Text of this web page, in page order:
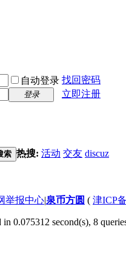
自动登录 找回密码
登录
立即注册
索 热搜: 活动 交友 discuz
举报中心|泉币方圆 ( 津ICP
in 0.075312 second(s), 8